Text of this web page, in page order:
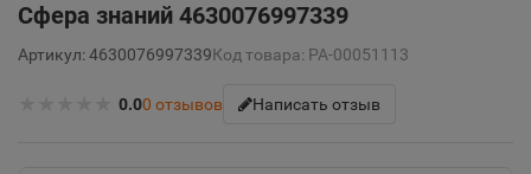
Сфера знаний 4630076997339
Артикул: 4630076997339Код товара: РА-00051113
0.00 отзывов Написать отзыв